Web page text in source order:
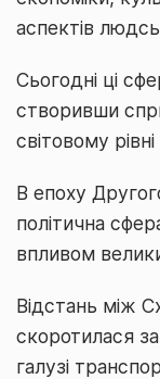
аспектів
Сьогодні ці
створивши
світовому
В епоху
політична
впливом
Відстань між
скоротилася
галузі